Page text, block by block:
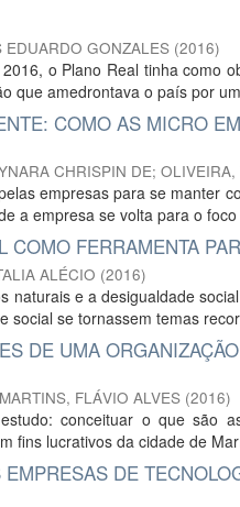
EDUARDO GONZALES (2016)
o Plano Real tinha como
que amedrontava o país por
COMO AS MICRO
CHRISPIN DE;
empresas para se manter
a empresa se volta para o
FERRAMENTA
ALÉCIO (2016)
naturais e a desigualdade
social se tornassem temas
DE UMA
MARTINS, FLÁVIO ALVES (2016)
conceituar o que são
fins lucrativos da cidade de
DE